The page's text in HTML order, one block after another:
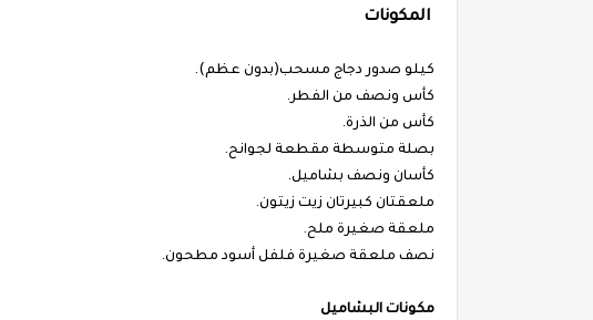
المكونات
كيلو صدور دجاج مسحب(بدون عظم).
كأس ونصف من الفطر.
كأس من الذرة.
بصلة متوسطة مقطعة لجوانح.
كأسان ونصف بشاميل.
ملعقتان كبيرتان زيت زيتون.
ملعقة صغيرة ملح.
نصف ملعقة صغيرة فلفل أسود مطحون.
مكونات البشاميل